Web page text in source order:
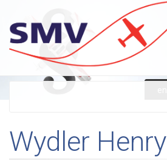
Wydler Henry